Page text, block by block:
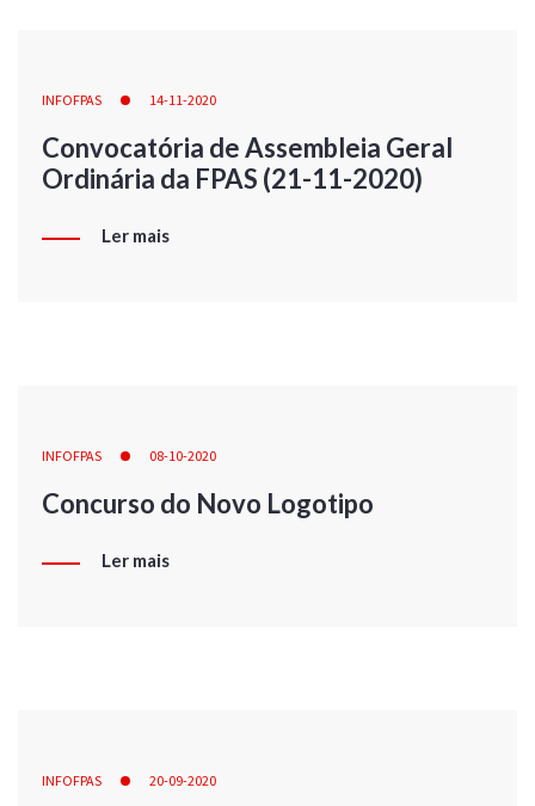
INFOFPAS 14-11-2020
Convocatória de Assembleia Geral
Ordinária da FPAS (21-11-2020)
Ler mais
INFOFPAS 08-10-2020
Concurso do Novo Logotipo
Ler mais
INFOFPAS 20-09-2020